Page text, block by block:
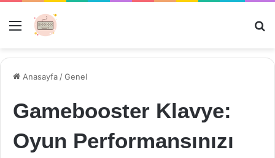
Menü
Anasayfa /Genel
Gamebooster Klavye:
Oyun Performansınızı